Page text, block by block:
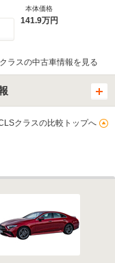
本体価格
141.9万円
ラスの中古車情報を見る
クラスの比較トップへ